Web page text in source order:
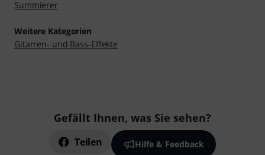
Summierer
Weitere Kategorien
Gitarren- und Bass-Effekte
Gefällt Ihnen, was Sie sehen?
Teilen Hilfe & Feedback